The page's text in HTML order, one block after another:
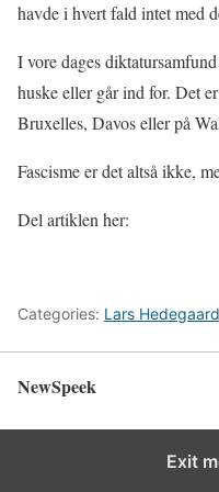
havde i hvert fald intet med
I vore dages
huske eller går ind for. Det
Bruxelles, Davos eller på
Fascisme er det altså ikke,
Del artiklen her:
Categories: Lars Hedegaard
NewSpeek
Exit